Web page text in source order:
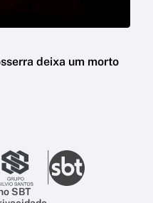
deixa um morto
SBT